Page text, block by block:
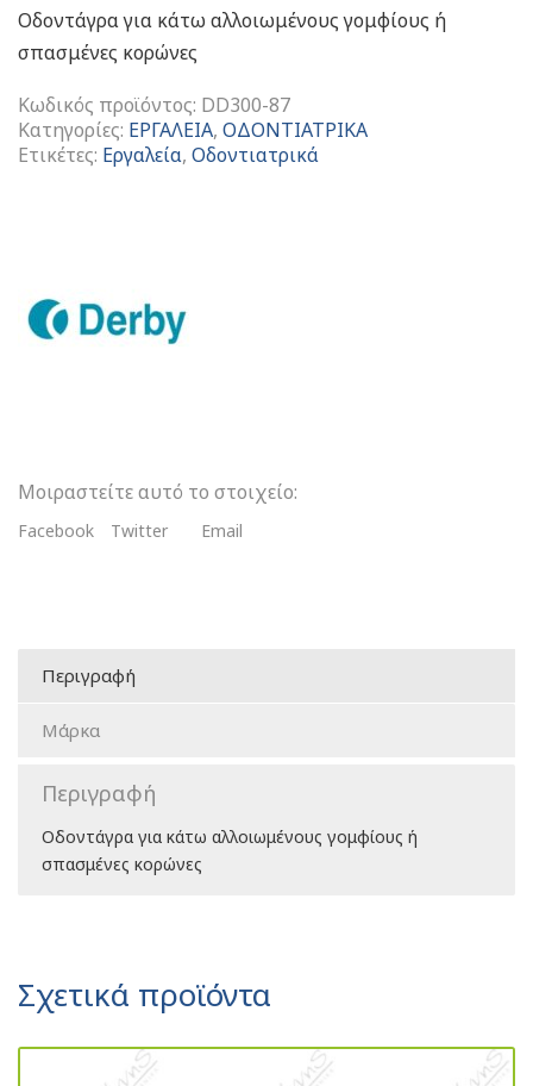
Οδοντάγρα για κάτω αλλοιωμένους γομφίους ή
σπασμένες κορώνες
Κωδικός προϊόντος: DD300-87
Κατηγορίες: ΕΡΓΑΛΕΙΑ, ΟΔΟΝΤΙΑΤΡΙΚΑ
Ετικέτες: Εργαλεία, Οδοντιατρικά
Γομφίους
Ή
Μοιραστείτε αυτό το στοιχείο:
Facebook Twitter Email
Περιγραφή
Μάρκα
Περιγραφή
Οδοντάγρα για κάτω αλλοιωμένους γομφίους ή
σπασμένες κορώνες
Σχετικά προϊόντα